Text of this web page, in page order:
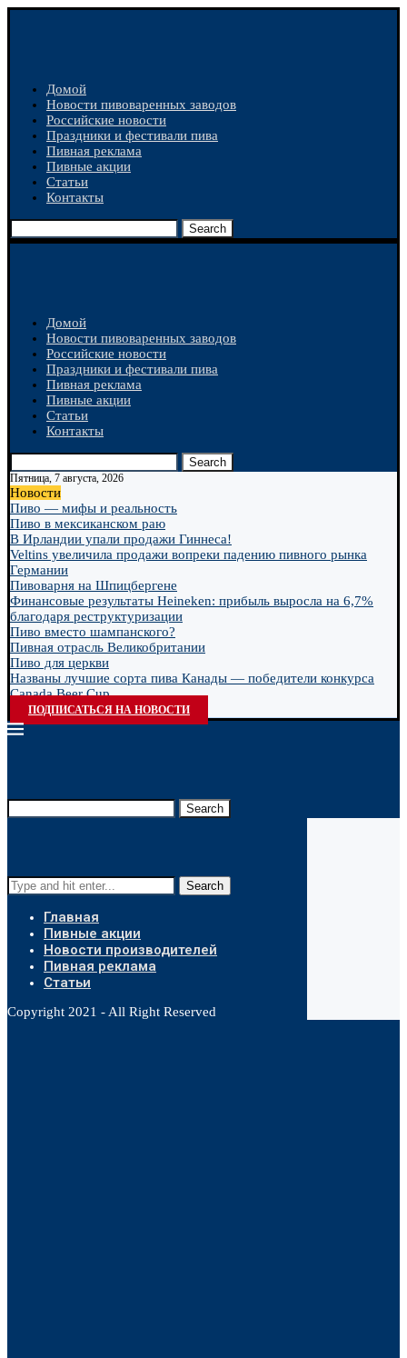
Домой
Новости пивоваренных заводов
Российские новости
Праздники и фестивали пива
Пивная реклама
Пивные акции
Статьи
Контакты
Search
Домой
Новости пивоваренных заводов
Российские новости
Праздники и фестивали пива
Пивная реклама
Пивные акции
Статьи
Контакты
Search
Пятница, 7 августа, 2026
Новости
Пиво — мифы и реальность
Пиво в мексиканском раю
В Ирландии упали продажи Гиннеса!
Veltins увеличила продажи вопреки падению пивного рынка
Германии
Пивоварня на Шпицбергене
Финансовые результаты Heineken: прибыль выросла на 6,7%
благодаря реструктуризации
Пиво вместо шампанского?
Пивная отрасль Великобритании
Пиво для церкви
Названы лучшие сорта пива Канады — победители конкурса
Canada Beer Cup...
ПОДПИСАТЬСЯ НА НОВОСТИ
Search
Search
Главная
Пивные акции
Новости производителей
Пивная реклама
Статьи
Copyright 2021 - All Right Reserved